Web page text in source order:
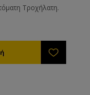
Τροχήλατη.